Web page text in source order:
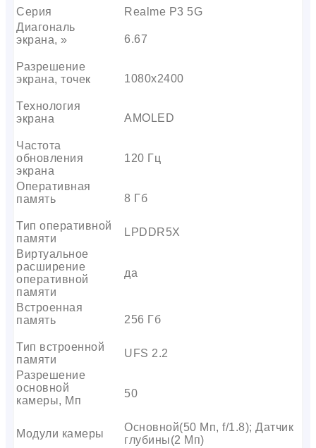
Серия
Realme P3 5G
Диагональ
экрана, »
6.67
Разрешение
экрана, точек
1080х2400
Технология
экрана
AMOLED
Частота
обновления
экрана
120 Гц
Оперативная
память
8 Гб
Тип оперативной
памяти
LPDDR5X
Виртуальное
расширение
оперативной
памяти
да
Встроенная
память
256 Гб
Тип встроенной
памяти
UFS 2.2
Разрешение
основной
камеры, Мп
50
Модули камеры
Основной(50 Мп, f/1.8); Датчик
глубины(2 Мп)